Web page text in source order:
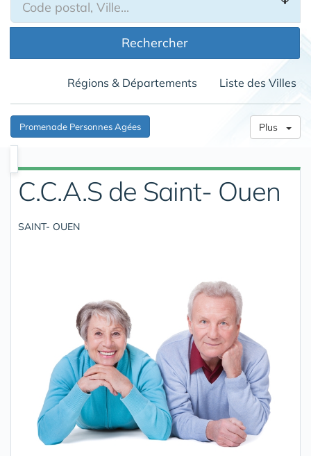
Rechercher
Régions & Départements Liste des Villes
Promenade Personnes Agées Plus
C.C.A.S de Saint- Ouen
SAINT- OUEN